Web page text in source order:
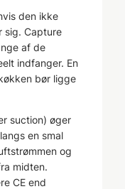
den ikke
sig. Capture
af de
indfanger. En
bør ligge
suction) øger
en smal
og
midten.
CE end